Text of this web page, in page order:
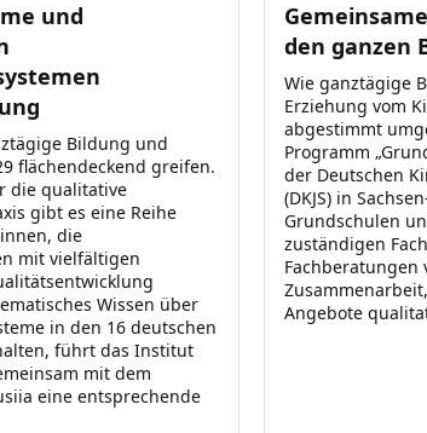
und
Bildung und
flächendeckend greifen.
die qualitative
gibt es eine Reihe
die
mit vielfältigen
Wissen über
in den 16 deutschen
führt das Institut
mit dem
eine entsprechende
den ganzen
Wie ganztägige
Erziehung vom
abgestimmt
Programm
der Deutschen
(DKJS) in
Grundschulen
zuständigen
Fachberatungen
Angebote